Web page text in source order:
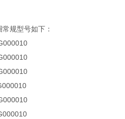
规型号如下：